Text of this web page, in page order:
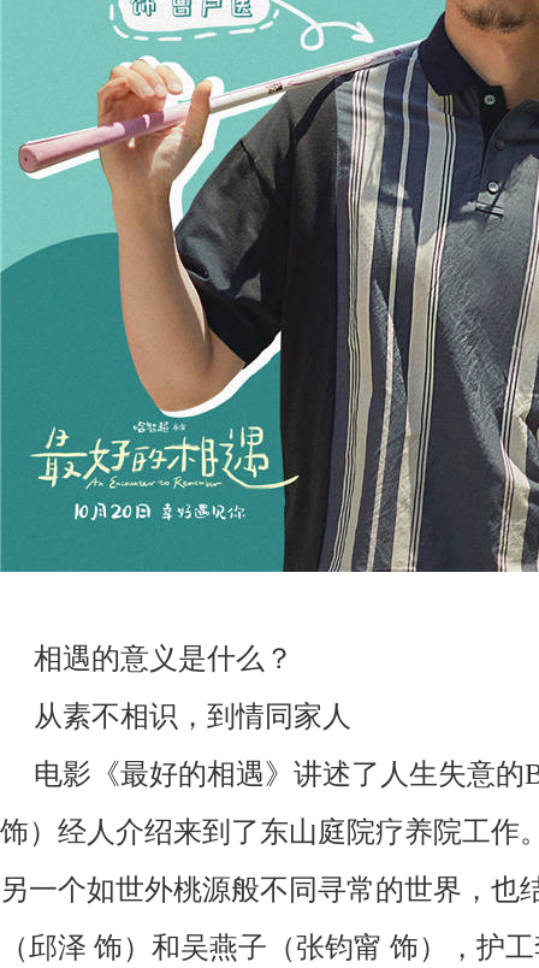
相遇的意义是什么？
从素不相识，到情同家人
电影《最好的相遇》讲述了人生失意的
饰）经人介绍来到了东山庭院疗养院工作
另一个如世外桃源般不同寻常的世界，也
（邱泽 饰）和吴燕子（张钧甯 饰） ， 护